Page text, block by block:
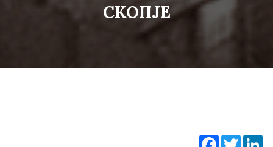
СКОПЈЕ
Facebook
Twitter